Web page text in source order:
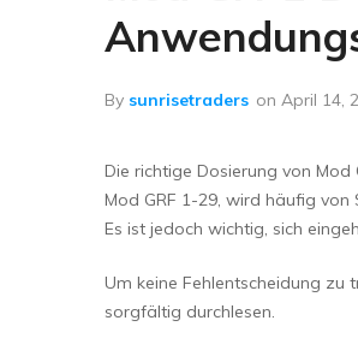
Dry Mop
Rod Set Spares
Sponge Mop
By sunrisetraders on April 14,
Die richtige Dosierung von
Mod GRF 1-29, wird häufig
Es ist jedoch wichtig, sich
Um keine Fehlentscheidung zu
sorgfältig durchlesen.